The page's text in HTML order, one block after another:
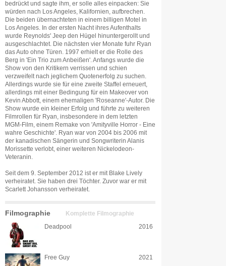
bedrückt und sagte ihm, er solle alles einpacken: Sie
würden nach Los Angeles, Kalifornien, aufbrechen.
Die beiden übernachteten in einem billigen Motel in
Los Angeles. In der ersten Nacht ihres Aufenthalts
wurde Reynolds' Jeep den Hügel hinuntergerollt und
ausgeschlachtet. Die nächsten vier Monate fuhr Ryan
das Auto ohne Türen. 1997 erhielt er die Rolle des
Berg in 'Ein Trio zum Anbeißen'. Anfangs wurde die
Show von den Kritikern verrissen und schien
verzweifelt nach jeglichem Quotenerfolg zu suchen.
Allerdings wurde sie für eine zweite Staffel erneuert,
allerdings mit einer Bedingung für ein Makeover von
Kevin Abbott, einem ehemaligen 'Roseanne'-Autor. Die
Show wurde ein kleiner Erfolg und führte zu weiteren
Filmrollen für Ryan, insbesondere in dem letzten
MGM-Film, einem Remake von 'Amityville Horror - Eine
wahre Geschichte'. Ryan war von 2004 bis 2006 mit
der kanadischen Sängerin und Songwriterin Alanis
Morissette verlobt, einer weiteren Nickelodeon-
Veteranin.
Seit dem 9. September 2012 ist er mit Blake Lively
verheiratet. Sie haben drei Töchter. Zuvor war er mit
Scarlett Johansson verheiratet.
Filmographie Komplette Filmographie
Deadpool 2016
Free Guy 2021